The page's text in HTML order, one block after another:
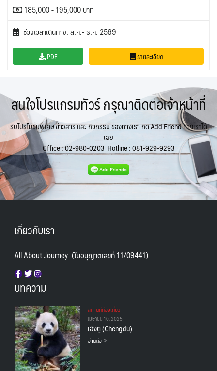
185,000 - 195,000 บาท
ช่วงเวลาเดินทาง: ส.ค.- ธ.ค. 2569
PDF รายละเอียด
สนใจโปรแกรมทัวร์ กรุณาติดต่อเจ้าหน้าที่
รับโปรโมชั่นพิเศษ ข่าวสาร และ กิจกรรม ของทางเรา กด Add Friend ทางเราได้
เลย
Office :02-980-0203 Hotline :081-929-9293
เกี่ยวกับเรา
All About Journey (ใบอนุญาตเลขที่ 11/09441)
บทความ
สถานทีท่องเที่ยว
เมษายน 10, 2025
เฉิงตู (Chengdu)
อ่านต่อ